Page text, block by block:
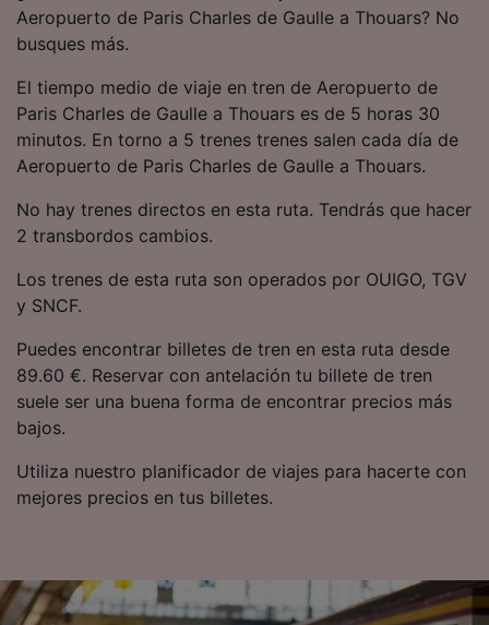
Aeropuerto de Paris Charles de Gaulle a Thouars? No
busques más.
El tiempo medio de viaje en tren de Aeropuerto de
Paris Charles de Gaulle a Thouars es de 5 horas 30
minutos. En torno a 5 trenes trenes salen cada día de
Aeropuerto de Paris Charles de Gaulle a Thouars.
No hay trenes directos en esta ruta. Tendrás que hacer
2 transbordos cambios.
Los trenes de esta ruta son operados por OUIGO, TGV
y SNCF.
Puedes encontrar billetes de tren en esta ruta desde
89.60 €. Reservar con antelación tu billete de tren
suele ser una buena forma de encontrar precios más
bajos.
Utiliza nuestro planificador de viajes para hacerte con
mejores precios en tus billetes.
precisa. Analizar activamente las
características del dispositivo para su
identificación. Almacenar la información en un
dispositivo y/o acceder a ella. Publicidad y
contenido personalizados, medición de
publicidad y contenido, investigación de
audiencia y desarrollo de servicios.